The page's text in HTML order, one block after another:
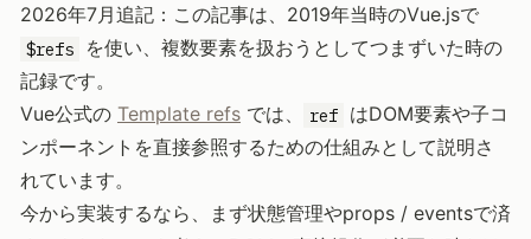
2026年7月追記：この記事は、2019年当時のVue.jsで
$refs
を使い、複数要素を扱おうとしてつまずいた時の
記録です。
Vue公式の Template refs では、 ref
はDOM要素や子コ
ンポーネントを直接参照するための仕組みとして説明さ
れています。
今から実装するなら、まず状態管理やprops / eventsで済